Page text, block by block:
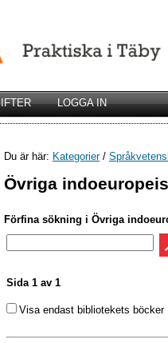
LOGGA IN
Du är här: Kategorier/
Övriga
Förfina sökning i Övriga
Sida 1 av 1
Visa endast bibliotekets böcker